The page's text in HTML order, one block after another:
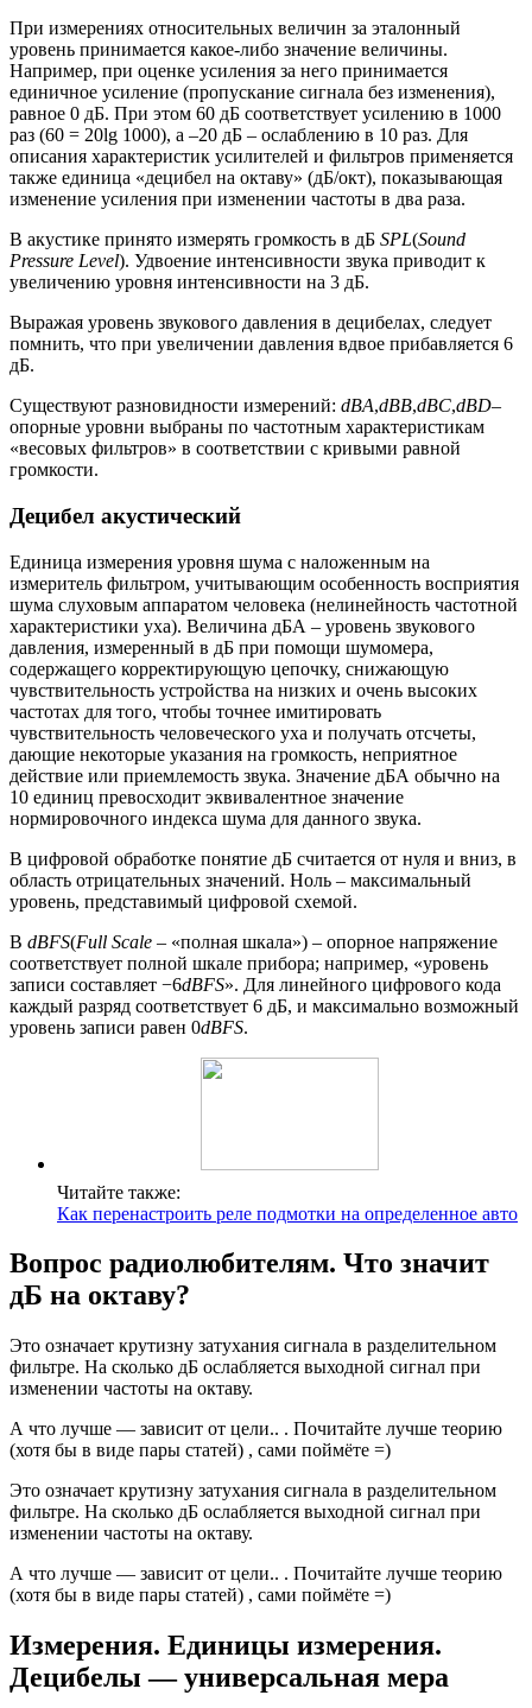
При измерениях относительных величин за эталонный
уровень принимается какое-либо значение величины.
Например, при оценке усиления за него принимается
единичное усиление (пропускание сигнала без изменения),
равное 0 дБ. При этом 60 дБ соответствует усилению в 1000
раз (60 = 20lg 1000), а –20 дБ – ослаблению в 10 раз. Для
описания характеристик усилителей и фильтров применяется
также единица «децибел на октаву» (дБ/окт), показывающая
изменение усиления при изменении частоты в два раза.
В акустике принято измерять громкость в дБ SPL(Sound
Pressure Level). Удвоение интенсивности звука приводит к
увеличению уровня интенсивности на 3 дБ.
Выражая уровень звукового давления в децибелах, следует
помнить, что при увеличении давления вдвое прибавляется 6
дБ.
Существуют разновидности измерений: dBA,dBB,dBC,dBD–
опорные уровни выбраны по частотным характеристикам
«весовых фильтров» в соответствии с кривыми равной
громкости.
Децибел акустический
Единица измерения уровня шума с наложенным на
измеритель фильтром, учитывающим особенность восприятия
шума слуховым аппаратом человека (нелинейность частотной
характеристики уха). Величина дБА – уровень звукового
давления, измеренный в дБ при помощи шумомера,
содержащего корректирующую цепочку, снижающую
чувствительность устройства на низких и очень высоких
частотах для того, чтобы точнее имитировать
чувствительность человеческого уха и получать отсчеты,
дающие некоторые указания на громкость, неприятное
действие или приемлемость звука. Значение дБА обычно на
10 единиц превосходит эквивалентное значение
нормировочного индекса шума для данного звука.
В цифровой обработке понятие дБ считается от нуля и вниз, в
область отрицательных значений. Ноль – максимальный
уровень, представимый цифровой схемой.
В dBFS(Full Scale – «полная шкала») – опорное напряжение
соответствует полной шкале прибора; например, «уровень
записи составляет −6dBFS». Для линейного цифрового кода
каждый разряд соответствует 6 дБ, и максимально возможный
уровень записи равен 0dBFS.
Читайте также:
Как перенастроить реле подмотки на определенное авто
Вопрос радиолюбителям. Что значит
дБ на октаву?
Это означает крутизну затухания сигнала в разделительном
фильтре. На сколько дБ ослабляется выходной сигнал при
изменении частоты на октаву.
А что лучше — зависит от цели.. . Почитайте лучше теорию
(хотя бы в виде пары статей) , сами поймёте =)
Это означает крутизну затухания сигнала в разделительном
фильтре. На сколько дБ ослабляется выходной сигнал при
изменении частоты на октаву.
А что лучше — зависит от цели.. . Почитайте лучше теорию
(хотя бы в виде пары статей) , сами поймёте =)
Измерения. Единицы измерения.
Децибелы — универсальная мера